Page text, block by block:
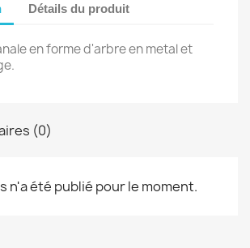
Détails du produit
en forme d'arbre en metal et
(0)
n'a été publié pour le moment.